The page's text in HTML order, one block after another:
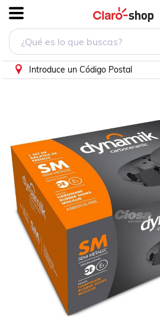
Introduce un Código Postal